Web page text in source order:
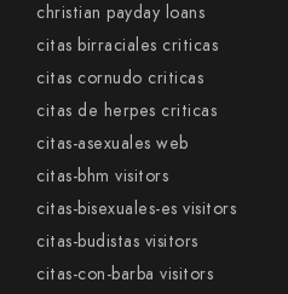
christian payday loans
citas birraciales criticas
citas cornudo criticas
citas de herpes criticas
citas-asexuales web
citas-bhm visitors
citas-bisexuales-es visitors
citas-budistas visitors
citas-con-barba visitors